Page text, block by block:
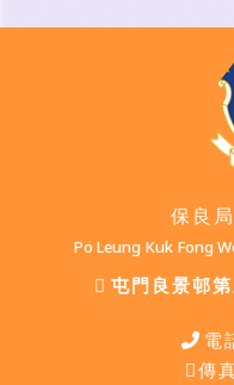
保良
Po Leung Kuk Fong
屯門良景邨
電
傳